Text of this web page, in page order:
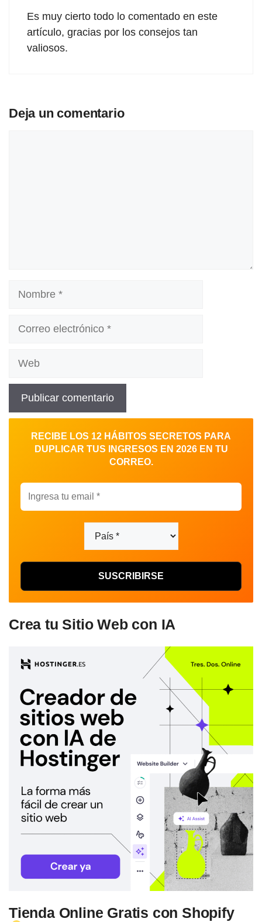
Es muy cierto todo lo comentado en este
artículo, gracias por los consejos tan
valiosos.
Deja un comentario
Nombre
RECIBE LOS 12 HÁBITOS SECRETOS PARA
DUPLICAR TUS INGRESOS EN 2026 EN TU
CORREO.
Crea tu Sitio Web con IA
Tienda Online Gratis con Shopify